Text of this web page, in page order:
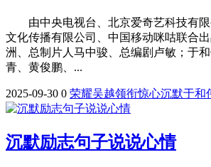
由中央电视台、北京爱奇艺科技有限
文化传播有限公司、中国移动咪咕联合
洲、总制片人马中骏、总编剧卢敏；于
青、黄俊鹏、...
2025-09-30 0 荣耀吴越领衔惊心沉默于和
沉默励志句子说说心情